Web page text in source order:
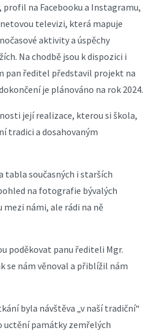
profil na Facebooku a Instagramu,
televizi, která mapuje
aktivity a úspěchy
Na chodbě jsou k dispozici i
pan ředitel představil projekt na
je plánováno na rok 2024.
její realizace, kterou si škola,
tradici a dosahovaným
tabla současných i starších
na fotografie bývalých
mezi námi, ale rádi na ně
poděkovat panu řediteli Mgr.
se nám věnoval a přiblížil nám
byla návštěva „v naší tradiční“
uctění památky zemřelých